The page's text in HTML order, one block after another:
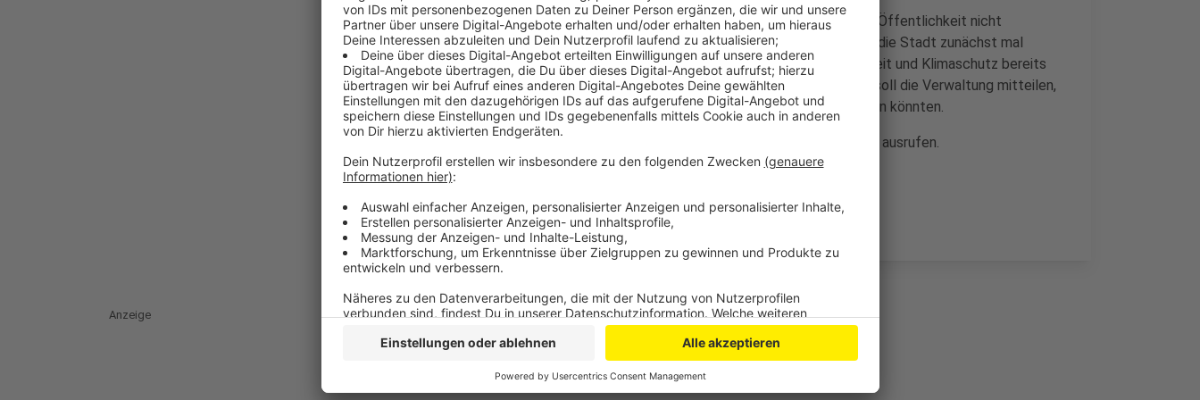
Es bringe nichts, einen solchen Beschluss zu fassen und dann die Öffentlichkeit nicht
ausreichend darüber zu informieren. Die CDU will deswegen, dass die Stadt zunächst mal
auflistet, welche Konzepte und Schritte zum Thema Nachhaltigkeit und Klimaschutz bereits
beschlossen wurden und auf welchem Stand sie sind. Außerdem soll die Verwaltung mitteilen,
welche dieser Maßnahmen ausgeweitet oder beschleunigt werden könnten.
Auch in Köln könnte der Stadtrat am Dienstag den Klimanotstand ausrufen.
Anzeige